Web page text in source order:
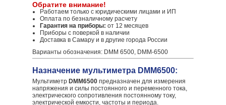
Обратите внимание!
Работаем только с юридическими лицами и ИП
Оплата по безналичному расчету
Гарантия на приборы: от 12 месяцев
Приборы с поверкой в наличии
Доставка в Самару и в другие города России
Варианты обозначения: DMM 6500, DMM-6500
Назначение мультиметра DMM6500:
Мультиметр DMM6500 предназначен для измерения
напряжения и силы постоянного и переменного тока,
электрического сопротивления постоянному току,
электрической емкости, частоты и периода.